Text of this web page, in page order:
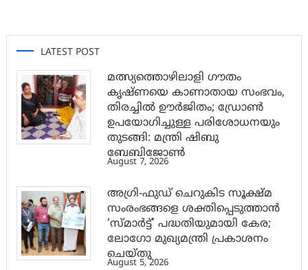
LATEST POST
മത്സ്യത്തൊഴിലാളി ഗൗതം
കൃഷ്ണയെ കാണാതായ സംഭവം,
തിരച്ചിൽ ഊർജിതം; ഡ്രോണ്‍
ഉപയോഗിച്ചുള്ള പരിശോധനയും
തുടങ്ങി: മന്ത്രി ഷിബു
ബേബിജോണ്‍
August 7, 2026
അഗ്രി-ഫുഡ് ചെറുകിട സൂക്ഷ്മ
സംരംഭങ്ങളെ ശക്തിപ്പെടുത്താന്‍
‘സ്മാര്‍ട്ട്’ പദ്ധതിയുമായി കേര;
ലോഗോ മുഖ്യമന്ത്രി പ്രകാശനം
ചെയ്തു
August 5, 2026